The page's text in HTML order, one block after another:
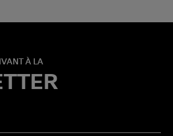
À LA